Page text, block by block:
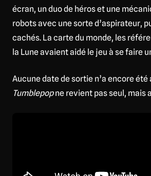
écran, un duo de héros et une
robots avec une sorte d’aspirateur,
cachés. La carte du monde, les
la Lune avaient aidé le jeu à se faire
Aucune date de sortie n’a encore
Tumblepopne revient pas seul, mais